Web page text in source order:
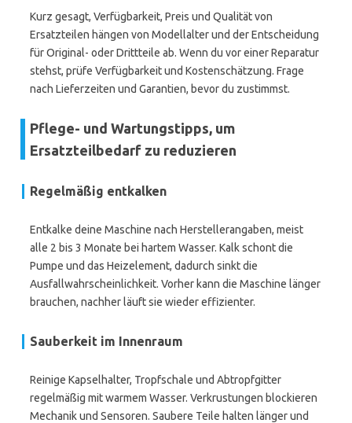
Kurz gesagt, Verfügbarkeit, Preis und Qualität von
Ersatzteilen hängen von Modellalter und der Entscheidung
für Original- oder Drittteile ab. Wenn du vor einer Reparatur
stehst, prüfe Verfügbarkeit und Kostenschätzung. Frage
nach Lieferzeiten und Garantien, bevor du zustimmst.
Pflege- und Wartungstipps, um
Ersatzteilbedarf zu reduzieren
Regelmäßig entkalken
Entkalke deine Maschine nach Herstellerangaben, meist
alle 2 bis 3 Monate bei hartem Wasser. Kalk schont die
Pumpe und das Heizelement, dadurch sinkt die
Ausfallwahrscheinlichkeit. Vorher kann die Maschine länger
brauchen, nachher läuft sie wieder effizienter.
Sauberkeit im Innenraum
Reinige Kapselhalter, Tropfschale und Abtropfgitter
regelmäßig mit warmem Wasser. Verkrustungen blockieren
Mechanik und Sensoren. Saubere Teile halten länger und